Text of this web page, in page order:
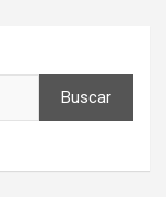
Buscar